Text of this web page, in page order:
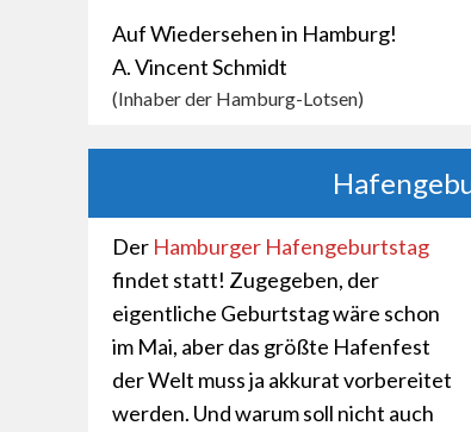
Auf Wiedersehen in Hamburg!
A. Vincent Schmidt
(Inhaber der Hamburg-Lotsen)
Der Hamburger Hafengeburtstag
findet statt! Zugegeben, der
eigentliche Geburtstag wäre schon
im Mai, aber das größte Hafenfest
der Welt muss ja akkurat vorbereitet
werden. Und warum soll nicht auch